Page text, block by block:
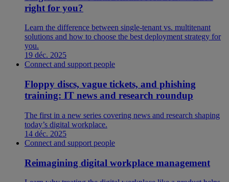
right for you?
Learn the difference between single-tenant vs. multitenant
solutions and how to choose the best deployment strategy for
you.
19 déc. 2025
Connect and support people
Floppy discs, vague tickets, and phishing
training: IT news and research roundup
The first in a new series covering news and research shaping
today’s digital workplace.
14 déc. 2025
Connect and support people
Reimagining digital workplace management